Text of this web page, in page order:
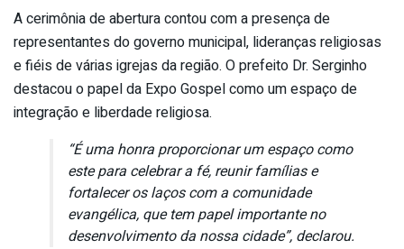
A cerimônia de abertura contou com a presença de
representantes do governo municipal, lideranças religiosas
e fiéis de várias igrejas da região. O prefeito Dr. Serginho
destacou o papel da Expo Gospel como um espaço de
integração e liberdade religiosa.
“É uma honra proporcionar um espaço como
este para celebrar a fé, reunir famílias e
fortalecer os laços com a comunidade
evangélica, que tem papel importante no
desenvolvimento da nossa cidade”, declarou.